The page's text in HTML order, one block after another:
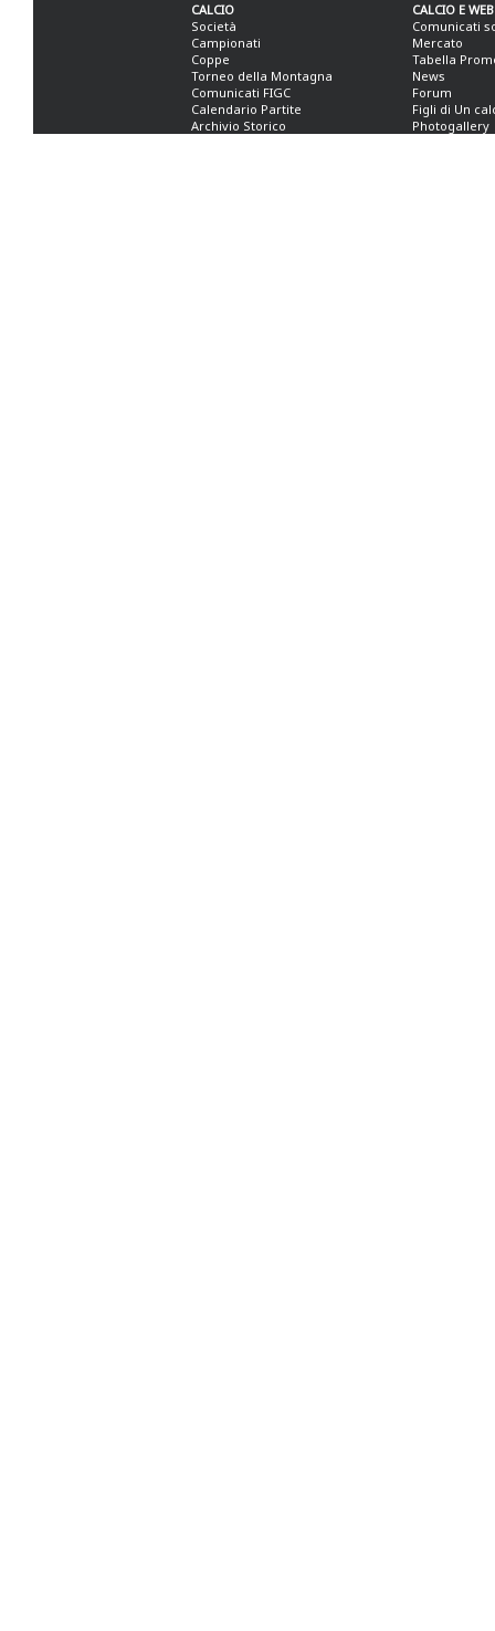
CALCIO
Società
Campionati
Coppe
Torneo della Montagna
Comunicati FIGC
Calendario Partite
Archivio Storico
CALCIO E WEB
Comunicati
Mercato
Tabella
News
Forum
Figli di Un
Photogallery